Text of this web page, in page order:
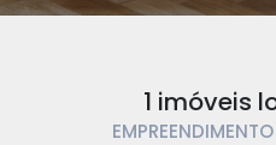
1 imóveis